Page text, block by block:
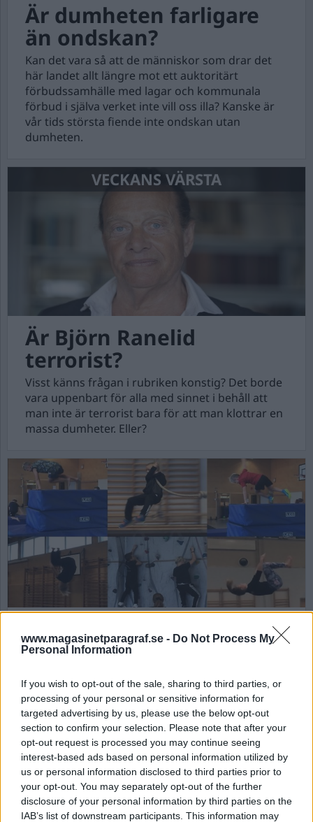
www.magasinetparagraf.se - Do Not Process My
Personal Information
If you wish to opt-out of the sale, sharing to third parties, or
processing of your personal or sensitive information for
targeted advertising by us, please use the below opt-out
section to confirm your selection. Please note that after your
opt-out request is processed you may continue seeing
interest-based ads based on personal information utilized by
us or personal information disclosed to third parties prior to
your opt-out. You may separately opt-out of the further
disclosure of your personal information by third parties on the
IAB’s list of downstream participants. This information may
Är dumheten farligare
än ondskan?
Kan det vara så att de människor som drar det
här landet allt längre mot ett auktoritärt
förbudssamhälle med lagar och kommunala
förbud i själva verket inte vill oss illa? Kanske är
vår tids största fiende inte ondskan utan
dumheten.
VECKANS VÄRSTA
Är Björn Ranelid
terrorist?
Visst känns frågan i rubriken konstig? Det borde
vara uppenbart för alla med sinnet i behåll att
man inte är terrorist bara för att man klottrar en
massa dumheter. Eller?
Så spelar du
högerpopulistiskt
skeppsbrott
En favorit under mellanstadiets idrottslektioner
var Skeppsbrott. Då hoppade vi mellan plintarna,
mattorna, repen och bommen. Så fort någon var
på väg att fånga oss hoppade vi till en ny plats.
Till varje pris ville vi undvika att träffa marken
eller bli fångade. Precis så jobbar
högerpopulister idag.